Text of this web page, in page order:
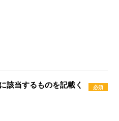
当するものを記載く